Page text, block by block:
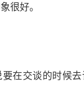
很好。
在交谈的时候去